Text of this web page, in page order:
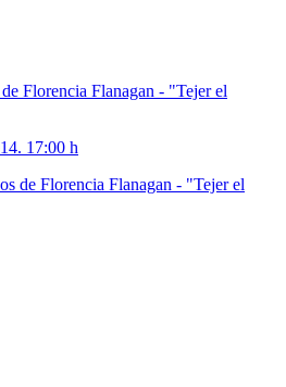
Florencia Flanagan - "Tejer el
17:00 h